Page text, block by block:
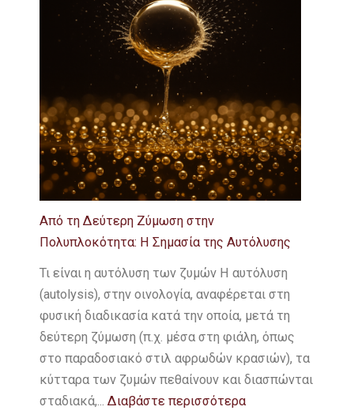
Από τη Δεύτερη Ζύμωση στην
Πολυπλοκότητα: Η Σημασία της Αυτόλυσης
Τι είναι η αυτόλυση των ζυμών Η αυτόλυση
(autolysis), στην οινολογία, αναφέρεται στη
φυσική διαδικασία κατά την οποία, μετά τη
δεύτερη ζύμωση (π.χ. μέσα στη φιάλη, όπως
στο παραδοσιακό στιλ αφρωδών κρασιών), τα
κύτταρα των ζυμών πεθαίνουν και διασπώνται
σταδιακά,... Διαβάστε περισσότερα